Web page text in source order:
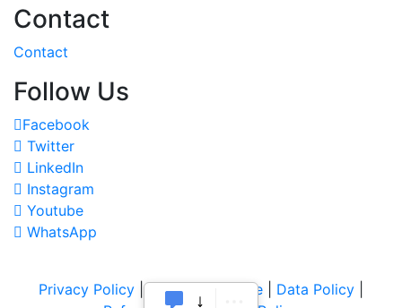
Contact
Contact
Follow Us
Facebook
Twitter
LinkedIn
Instagram
Youtube
WhatsApp
Privacy Policy |Terms of Service Data Policy